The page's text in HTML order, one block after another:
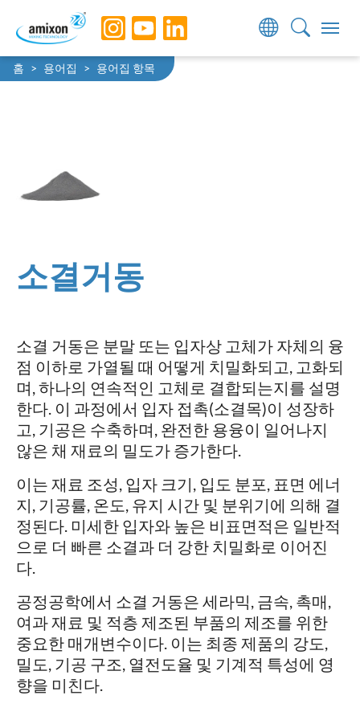
Skip to main navigation
Skip to main content
Skip to page footer
You are here:
홈 용어집 용어집 항목
소결거동
소결 거동은 분말 또는 입자상 고체가 자체의 융
점 이하로 가열될 때 어떻게 치밀화되고, 고화되
며, 하나의 연속적인 고체로 결합되는지를 설명
한다. 이 과정에서 입자 접촉(소결목)이 성장하
고, 기공은 수축하며, 완전한 용융이 일어나지
않은 채 재료의 밀도가 증가한다.
이는 재료 조성, 입자 크기, 입도 분포, 표면 에너
지, 기공률, 온도, 유지 시간 및 분위기에 의해 결
정된다. 미세한 입자와 높은 비표면적은 일반적
으로 더 빠른 소결과 더 강한 치밀화로 이어진
다.
공정공학에서 소결 거동은 세라믹, 금속, 촉매,
여과 재료 및 적층 제조된 부품의 제조를 위한
중요한 매개변수이다. 이는 최종 제품의 강도,
밀도, 기공 구조, 열전도율 및 기계적 특성에 영
향을 미친다.